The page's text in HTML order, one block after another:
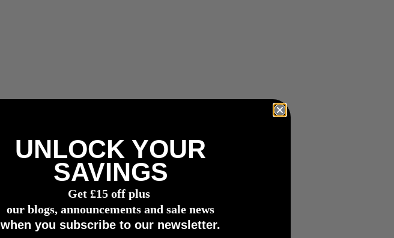
UNLOCK YOUR
SAVINGS
Get £15 off plus
our blogs, announcements and sale news
when you subscribe to our newsletter.